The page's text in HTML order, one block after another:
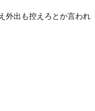
外出も控えろとか言われ